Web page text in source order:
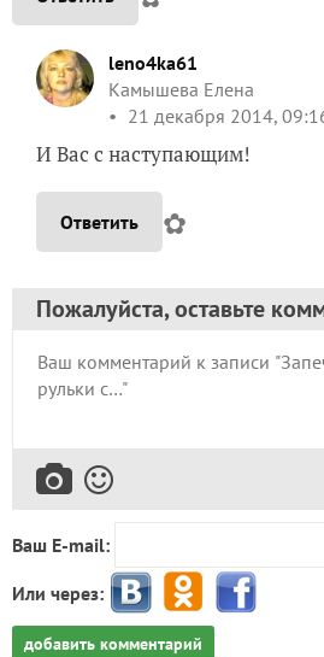
leno4ka61
Камышева Елена
21 декабря 2014,
И Вас с наступающим!
Ответить ✿
Пожалуйста, оставьте
Ваш E-mail:
Или через:
добавить комментарий